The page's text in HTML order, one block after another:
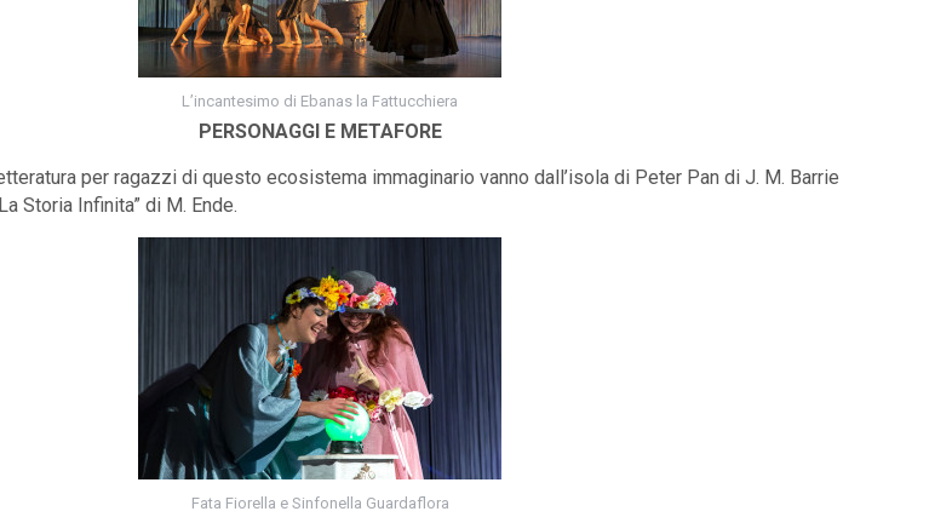
L’incantesimo di Ebanas la Fattucchiera
PERSONAGGI E METAFORE
per ragazzi di questo ecosistema immaginario vanno dall’isola di Peter Pan di J. M. Barrie
Storia Infinita” di M. Ende.
Fata Fiorella e Sinfonella Guardaflora